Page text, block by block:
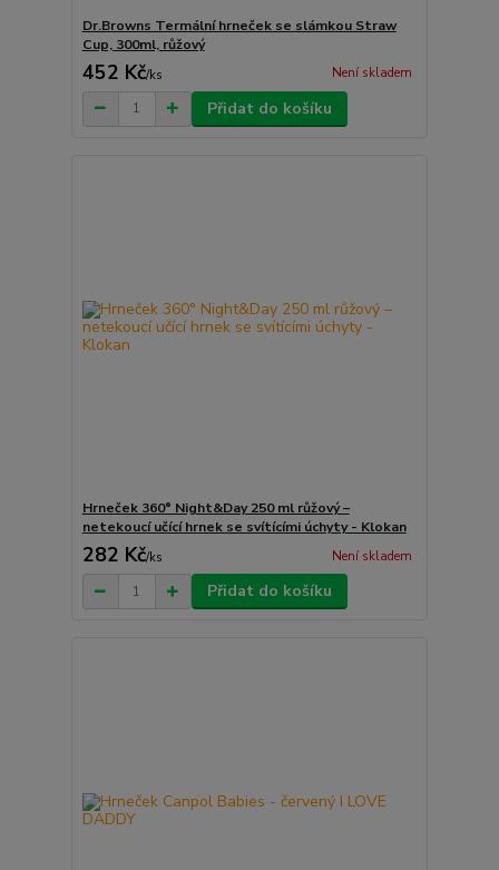
Dr.Browns Termální hrneček se slámkou Straw
Cup, 300ml, růžový
452 Kč/ks Není skladem
Přidat do košíku
Hrneček 360° Night&Day 250 ml růžový –
netekoucí učící hrnek se svítícími úchyty - Klokan
282 Kč/ks Není skladem
Přidat do košíku